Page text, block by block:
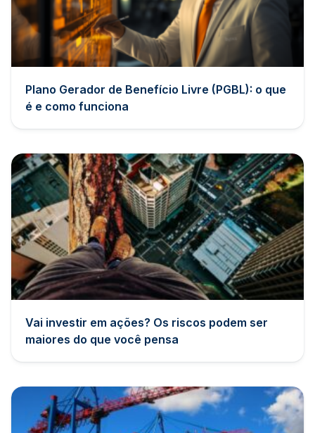
Plano Gerador de Benefício Livre (PGBL): o que
é e como funciona
Vai investir em ações? Os riscos podem ser
maiores do que você pensa